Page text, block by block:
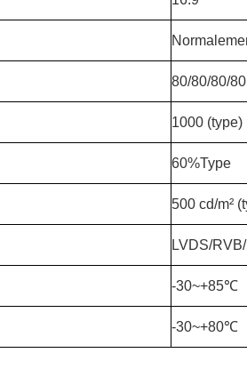
80/80/80/80
1000 (type)
60%Type
500 cd/m²
LVDS/RVB/
-30~+85℃
-30~+80℃